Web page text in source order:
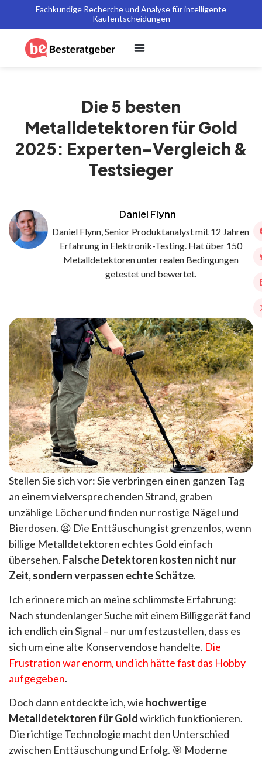
Fachkundige Recherche und Analyse für intelligente
Kaufentscheidungen
Die 5 besten
Metalldetektoren für Gold
2025: Experten-Vergleich &
Testsieger
Daniel Flynn
Daniel Flynn, Senior Produktanalyst mit 12 Jahren
Erfahrung in Elektronik-Testing. Hat über 150
Metalldetektoren unter realen Bedingungen
getestet und bewertet.
Stellen Sie sich vor: Sie verbringen einen ganzen Tag
an einem vielversprechenden Strand, graben
unzählige Löcher und finden nur rostige Nägel und
Bierdosen. 😫 Die Enttäuschung ist grenzenlos, wenn
billige Metalldetektoren echtes Gold einfach
übersehen. Falsche Detektoren kosten nicht nur
Zeit, sondern verpassen echte Schätze.
Ich erinnere mich an meine schlimmste Erfahrung:
Nach stundenlanger Suche mit einem Billiggerät fand
ich endlich ein Signal – nur um festzustellen, dass es
sich um eine alte Konservendose handelte. Die
Frustration war enorm, und ich hätte fast das Hobby
aufgegeben.
Doch dann entdeckte ich, wie hochwertige
Metalldetektoren für Goldwirklich funktionieren.
Die richtige Technologie macht den Unterschied
zwischen Enttäuschung und Erfolg. 🎯 Moderne